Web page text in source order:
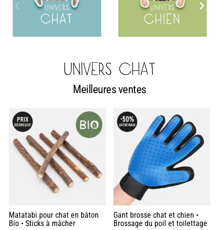
UNIVERS CHAT
Meilleures ventes
Matatabi pour chat en bâton
Bio • Sticks à mâcher
Gant brosse chat et chien •
Brossage du poil et toilettage